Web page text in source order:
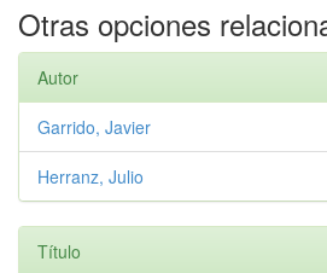
Otras opciones
Autor
Garrido, Javier
Herranz, Julio
Título